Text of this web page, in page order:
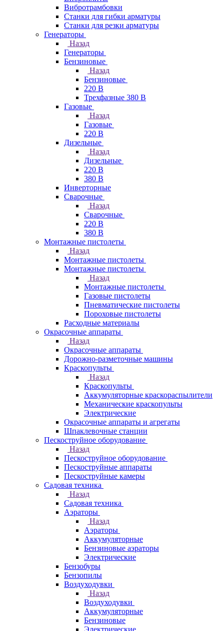
Вибротрамбовки
Станки для гибки арматуры
Станки для резки арматуры
Генераторы
Назад
Генераторы
Бензиновые
Назад
Бензиновые
220 В
Трехфазные 380 В
Газовые
Назад
Газовые
220 В
Дизельные
Назад
Дизельные
220 В
380 В
Инверторные
Сварочные
Назад
Сварочные
220 В
380 В
Монтажные пистолеты
Назад
Монтажные пистолеты
Монтажные пистолеты
Назад
Монтажные пистолеты
Газовые пистолеты
Пневматические пистолеты
Пороховые пистолеты
Расходные материалы
Окрасочные аппараты
Назад
Окрасочные аппараты
Дорожно-разметочные машины
Краскопульты
Назад
Краскопульты
Аккумуляторные краскораспылители
Механические краскопульты
Электрические
Окрасочные аппараты и агрегаты
Шпаклевочные станции
Пескоструйное оборудование
Назад
Пескоструйное оборудование
Пескоструйные аппараты
Пескоструйные камеры
Садовая техника
Назад
Садовая техника
Аэраторы
Назад
Аэраторы
Аккумуляторные
Бензиновые аэраторы
Электрические
Бензобуры
Бензопилы
Воздуходувки
Назад
Воздуходувки
Аккумуляторные
Бензиновые
Электрические